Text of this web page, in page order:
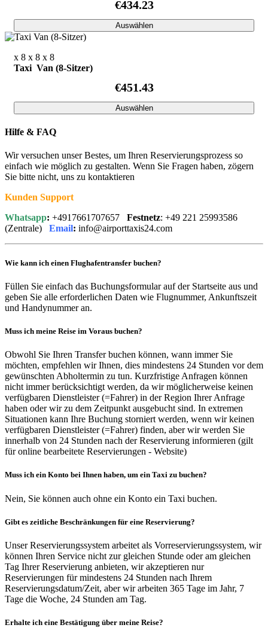
€434.23
Auswählen
x 8 x 8 x 8
Taxi Van (8-Sitzer)
€451.43
Auswählen
Hilfe & FAQ
Wir versuchen unser Bestes, um Ihren Reservierungsprozess so
einfach wie möglich zu gestalten. Wenn Sie Fragen haben, zögern
Sie bitte nicht, uns zu kontaktieren
Kunden Support
Whatsapp: +4917661707657 Festnetz: +49 221 25993586
(Zentrale) Email: info@airporttaxis24.com
Wie kann ich einen Flughafentransfer buchen?
Füllen Sie einfach das Buchungsformular auf der Startseite aus und
geben Sie alle erforderlichen Daten wie Flugnummer, Ankunftszeit
und Handynummer an.
Muss ich meine Reise im Voraus buchen?
Obwohl Sie Ihren Transfer buchen können, wann immer Sie
möchten, empfehlen wir Ihnen, dies mindestens 24 Stunden vor dem
gewünschten Abholtermin zu tun. Kurzfristige Anfragen können
nicht immer berücksichtigt werden, da wir möglicherweise keinen
verfügbaren Dienstleister (=Fahrer) in der Region Ihrer Anfrage
haben oder wir zu dem Zeitpunkt ausgebucht sind. In extremen
Situationen kann Ihre Buchung storniert werden, wenn wir keinen
verfügbaren Dienstleister (=Fahrer) finden, aber wir werden Sie
innerhalb von 24 Stunden nach der Reservierung informieren (gilt
für online bearbeitete Reservierungen - Website)
Muss ich ein Konto bei Ihnen haben, um ein Taxi zu buchen?
Nein, Sie können auch ohne ein Konto ein Taxi buchen.
Gibt es zeitliche Beschränkungen für eine Reservierung?
Unser Reservierungssystem arbeitet als Vorreservierungssystem, wir
können Ihren Service nicht zur gleichen Stunde oder am gleichen
Tag Ihrer Reservierung anbieten, wir akzeptieren nur
Reservierungen für mindestens 24 Stunden nach Ihrem
Reservierungsdatum/Zeit, aber wir arbeiten 365 Tage im Jahr, 7
Tage die Woche, 24 Stunden am Tag.
Erhalte ich eine Bestätigung über meine Reise?